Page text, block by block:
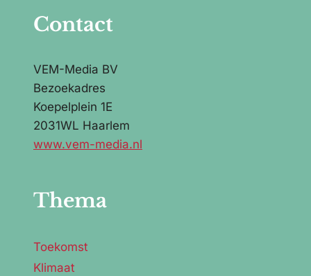
Contact
VEM-Media BV
Bezoekadres
Koepelplein 1E
2031WL Haarlem
www.vem-media.nl
Thema
Toekomst
Klimaat